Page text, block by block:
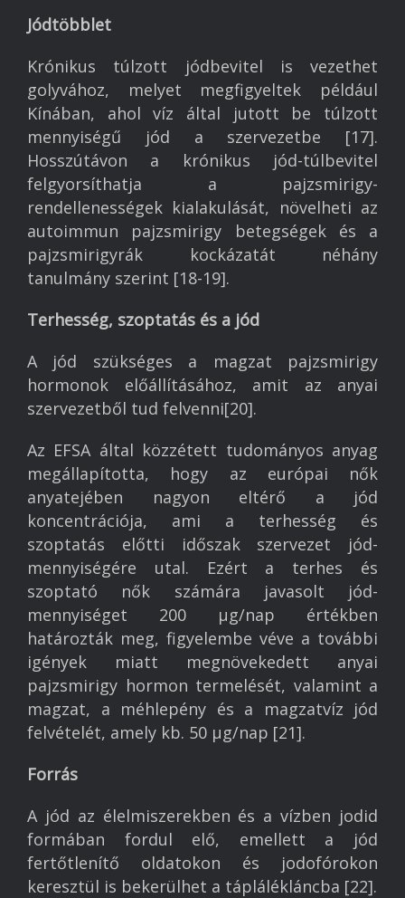
Jódtöbblet
Krónikus túlzott jódbevitel is vezethet
golyvához, melyet megfigyeltek például
Kínában, ahol víz által jutott be túlzott
mennyiségű jód a szervezetbe [17].
Hosszútávon a krónikus jód-túlbevitel
felgyorsíthatja a pajzsmirigy-
rendellenességek kialakulását, növelheti az
autoimmun pajzsmirigy betegségek és a
pajzsmirigyrák kockázatát néhány
tanulmány szerint [18-19].
Terhesség, szoptatás és a jód
A jód szükséges a magzat pajzsmirigy
hormonok előállításához, amit az anyai
szervezetből tud felvenni[20].
Az EFSA által közzétett tudományos anyag
megállapította, hogy az európai nők
anyatejében nagyon eltérő a jód
koncentrációja, ami a terhesség és
szoptatás előtti időszak szervezet jód-
mennyiségére utal. Ezért a terhes és
szoptató nők számára javasolt jód-
mennyiséget 200 µg/nap értékben
határozták meg, figyelembe véve a további
igények miatt megnövekedett anyai
pajzsmirigy hormon termelését, valamint a
magzat, a méhlepény és a magzatvíz jód
felvételét, amely kb. 50 µg/nap [21].
Forrás
A jód az élelmiszerekben és a vízben jodid
formában fordul elő, emellett a jód
fertőtlenítő oldatokon és jodofórokon
keresztül is bekerülhet a táplálékláncba [22].